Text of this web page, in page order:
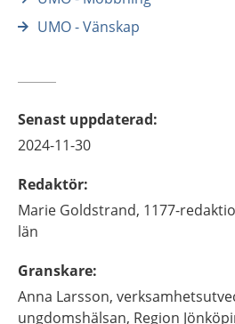
UMO - Vänskap
Senast uppdaterad:
2024-11-30
Redaktör:
Marie Goldstrand, 1177-
län
Granskare:
Anna Larsson,
ungdomshälsan, Region